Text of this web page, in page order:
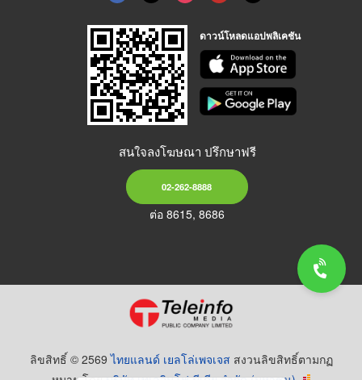
ดาวน์โหลดแอปพลิเคชัน
สนใจลงโฆษณา ปรึกษาฟรี
02-262-8888
ต่อ 8615, 8686
ลิขสิทธิ์ © 2569ไทยแลนด์ เยลโล่เพจเจส สงวนลิขสิทธิ์ตามกฏ